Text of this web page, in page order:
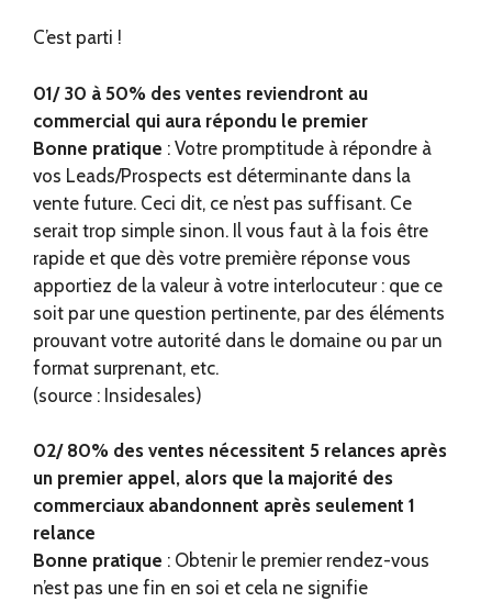
C’est parti !
01/ 30 à 50% des ventes reviendront au
commercial qui aura répondu le premier
Bonne pratique : Votre promptitude à répondre à
vos Leads/Prospects est déterminante dans la
vente future. Ceci dit, ce n’est pas suffisant. Ce
serait trop simple sinon. Il vous faut à la fois être
rapide et que dès votre première réponse vous
apportiez de la valeur à votre interlocuteur : que ce
soit par une question pertinente, par des éléments
prouvant votre autorité dans le domaine ou par un
format surprenant, etc.
(source : Insidesales)
02/ 80% des ventes nécessitent 5 relances après
un premier appel, alors que la majorité des
commerciaux abandonnent après seulement 1
relance
Bonne pratique : Obtenir le premier rendez-vous
n’est pas une fin en soi et cela ne signifie